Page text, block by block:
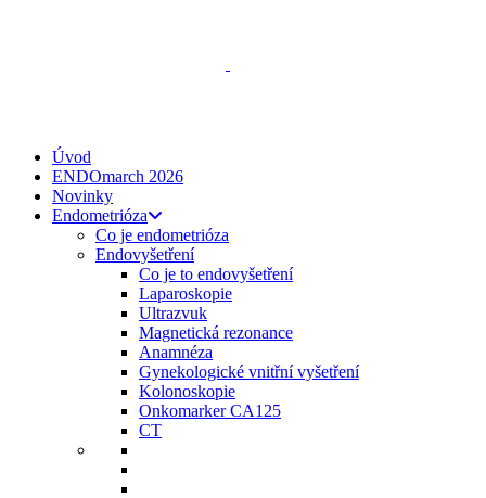
Úvod
ENDOmarch 2026
Novinky
Endometrióza
Co je endometrióza
Endovyšetření
Co je to endovyšetření
Laparoskopie
Ultrazvuk
Magnetická rezonance
Anamnéza
Gynekologické vnitřní vyšetření
Kolonoskopie
Onkomarker CA125
CT